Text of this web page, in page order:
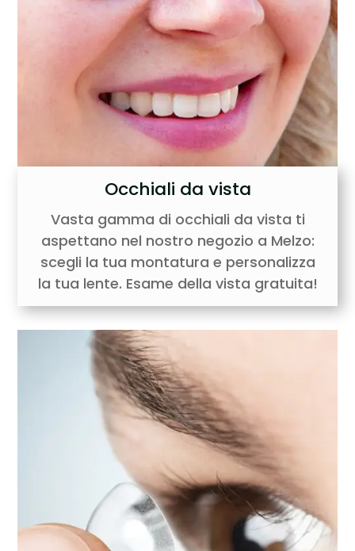
Occhiali da vista
Vasta gamma di occhiali da vista ti
aspettano nel nostro negozio a Melzo:
scegli la tua montatura e personalizza
la tua lente. Esame della vista gratuita!